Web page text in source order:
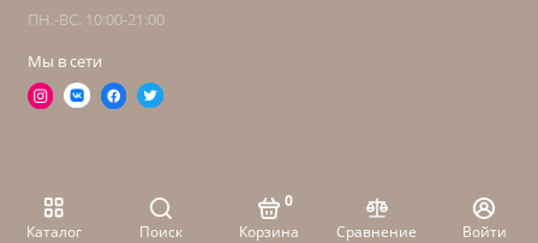
Каталог Поиск Корзина
0
Сравнение
Войти
ПН.-ВС. 10:00-21:00
Мы в сети